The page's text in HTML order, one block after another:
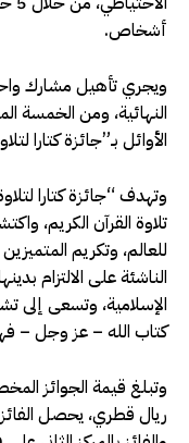
أشخاص.
ويجري تأهيل مشارك
النهائية، ومن الخمسة
الأوائل بـ”جائزة كتارا
وتهدف “جائزة كتارا
تلاوة القرآن الكريم،
للعالم، وتكريم
الناشئة على الالتزام
الإسلامية، وتسعى إلى
كتاب الله – عز وجل –